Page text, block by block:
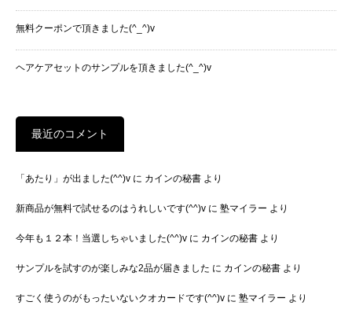
無料クーポンで頂きました(^_^)v
ヘアケアセットのサンプルを頂きました(^_^)v
最近のコメント
「あたり」が出ました(^^)v に カインの秘書 より
新商品が無料で試せるのはうれしいです(^^)v に 塾マイラー より
今年も１２本！当選しちゃいました(^^)v に カインの秘書 より
サンプルを試すのが楽しみな2品が届きました に カインの秘書 より
すごく使うのがもったいないクオカードです(^^)v に 塾マイラー より